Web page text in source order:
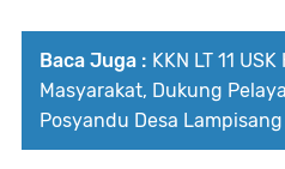
Baca Juga : KKN LT 11
Masyarakat, Dukung
Posyandu Desa Lampisang